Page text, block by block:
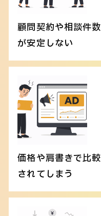
顧問契約や相談件数
が安定しない
価格や肩書きで比較
されてしまう